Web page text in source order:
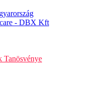
- DBX Kft
Tanösvénye